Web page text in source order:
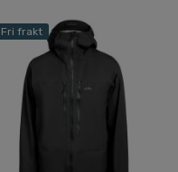
Fri frakt